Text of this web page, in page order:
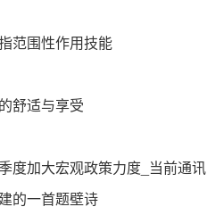
范围性作用技能
舒适与享受
度加大宏观政策力度_当前通讯
的一首题壁诗